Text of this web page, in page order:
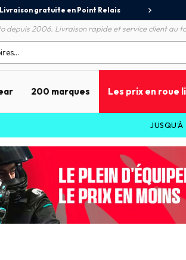
Livraison gratuite en Point Relais
depuis 2006. Livraison rapide et service client au
200 marques Les prix en roue
JUSQU'À-70%